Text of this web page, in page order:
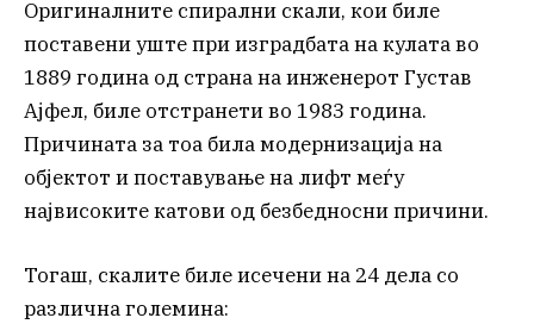
Оригиналните спирални скали, кои биле
поставени уште при изградбата на кулата во
1889 година од страна на инженерот Густав
Ајфел, биле отстранети во 1983 година.
Причината за тоа била модернизација на
објектот и поставување на лифт меѓу
највисоките катови од безбедносни причини.
Тогаш, скалите биле исечени на 24 дела со
различна големина: